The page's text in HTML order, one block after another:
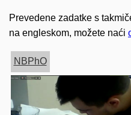
Prevedene zadatke s
na engleskom, možete naći
NBPhO